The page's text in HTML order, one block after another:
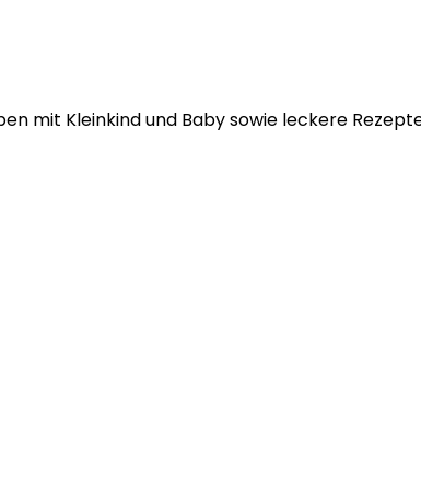
mit Kleinkind und Baby sowie leckere